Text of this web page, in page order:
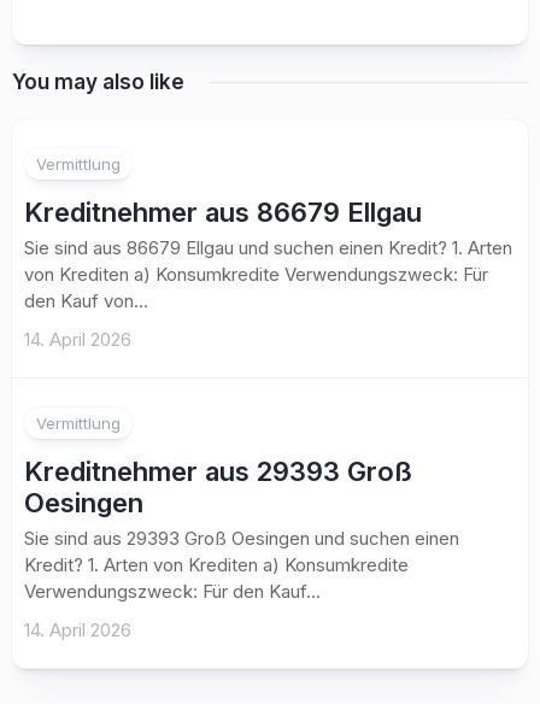
You may also like
Vermittlung
Kreditnehmer aus 86679 Ellgau
Sie sind aus 86679 Ellgau und suchen einen Kredit? 1. Arten
von Krediten a) Konsumkredite Verwendungszweck: Für
den Kauf von...
14. April 2026
Vermittlung
Kreditnehmer aus 29393 Groß
Oesingen
Sie sind aus 29393 Groß Oesingen und suchen einen
Kredit? 1. Arten von Krediten a) Konsumkredite
Verwendungszweck: Für den Kauf...
14. April 2026